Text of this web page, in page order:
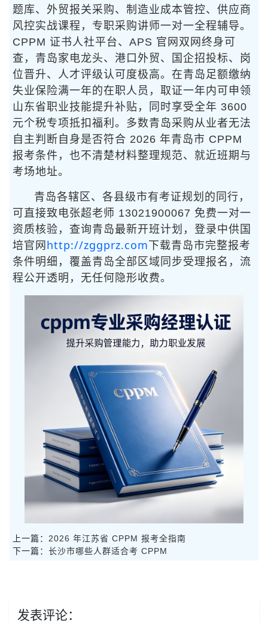
题库、外贸报关采购、制造业成本管控、供应商
风控实战课程，专职采购讲师一对一全程辅导。
CPPM 证书人社平台、APS 官网双网终身可
查，青岛家电龙头、港口外贸、国企招投标、岗
位晋升、人才评级认可度极高。在青岛足额缴纳
失业保险满一年的在职人员，取证一年内可申领
山东省职业技能提升补贴，同时享受全年 3600
元个税专项抵扣福利。多数青岛采购从业者无法
自主判断自身是否符合 2026 年青岛市 CPPM
报考条件，也不清楚材料整理规范、就近班期与
考场地址。
青岛各辖区、各县级市有考证规划的同行，
可直接致电张超老师 13021900067 免费一对一
资质核验，查询青岛最新开班计划，登录中供国
培官网 http://zggprz.com 下载青岛市完整报考
条件明细，覆盖青岛全部区域同步受理报名，流
程公开透明，无任何隐形收费。
上一篇： 2026 年江苏省 CPPM 报考全指南
下一篇： 长沙市哪些人群适合考 CPPM
发表评论：